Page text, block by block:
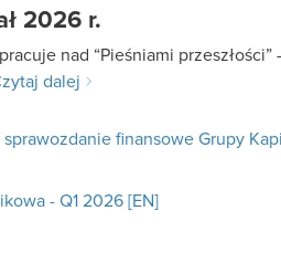
2026 r.
pracuje nad “Pieśniami
dalej
finansowe Grupy
- Q1 2026 [EN]